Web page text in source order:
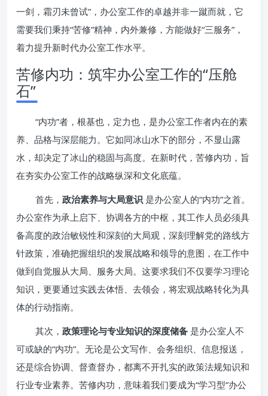
一剑，霜刃未曾试”，办公室工作的卓越并非一蹴而就，它
需要我们秉持“苦修”精神，内外兼修，方能做好“三服务”，
着力提升新时代办公室工作水平。
苦修内功：筑牢办公室工作的“压舱
石”
“内功”者，根基也，定力也，是办公室工作者内在的素
养、品格与深层能力。它如同冰山水下的部分，不显山露
水，却决定了冰山的稳固与高度。在新时代，苦修内功，旨
在夯实办公室工作的战略纵深和文化底蕴。
首先， 政治素养与大局意识 是办公室人的“内功”之首。
办公室作为承上启下、协调各方的中枢，其工作人员必须具
备高度的政治敏锐性和深刻的大局观，深刻理解党的路线方
针政策，准确把握组织的发展战略和领导的意图，在工作中
做到自觉服从大局、服务大局。这要求我们不仅要学习理论
知识，更要通过实践去体悟、去领会，将宏观战略转化为具
体的行动指南。
其次， 政策理论与专业知识的深度储备 是办公室人不
可或缺的“内功”。无论是公文写作、会务组织、信息报送，
还是综合协调、督查督办，都离不开扎实的政策法规知识和
行业专业素养。苦修内功，意味着我们要成为“学习型”办公